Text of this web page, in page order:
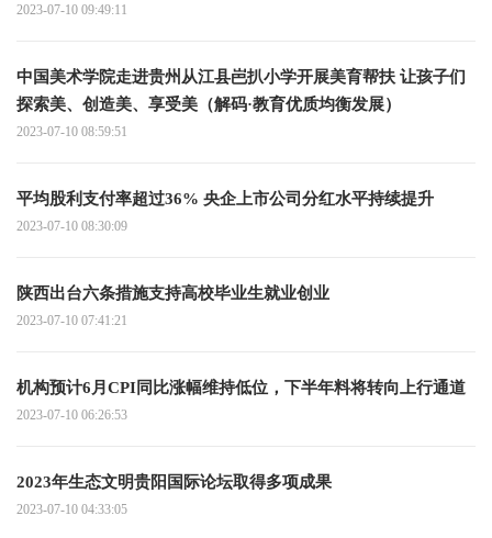
2023-07-10 09:49:11
中国美术学院走进贵州从江县岜扒小学开展美育帮扶 让孩子们
探索美、创造美、享受美（解码·教育优质均衡发展）
2023-07-10 08:59:51
平均股利支付率超过36% 央企上市公司分红水平持续提升
2023-07-10 08:30:09
陕西出台六条措施支持高校毕业生就业创业
2023-07-10 07:41:21
机构预计6月CPI同比涨幅维持低位，下半年料将转向上行通道
2023-07-10 06:26:53
2023年生态文明贵阳国际论坛取得多项成果
2023-07-10 04:33:05